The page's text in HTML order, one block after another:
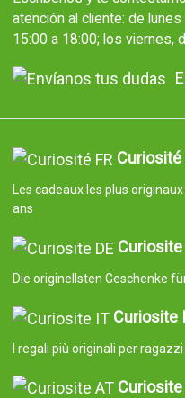
atención al cliente: de
15:00 a 18:00; los viernes,
Curiosité
Les cadeaux les plus
ans
Curiosite
Die originellsten Geschenke
Curiosite
I regali più originali per
Curiosite